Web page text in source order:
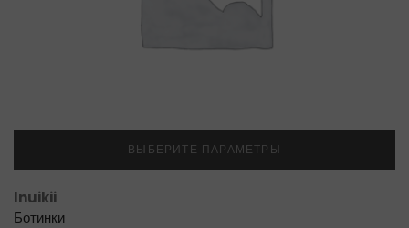
ВЫБЕРИТЕ ПАРАМЕТРЫ
Inuikii
Ботинки